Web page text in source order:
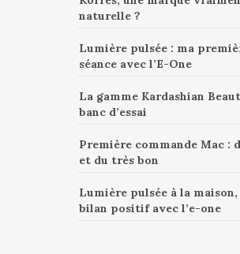
naturelle ?
Lumière pulsée : ma
séance avec l’E-One
La gamme Kardashian
banc d’essai
Première commande Mac :
et du très bon
Lumière pulsée à la
bilan positif avec l’e-one